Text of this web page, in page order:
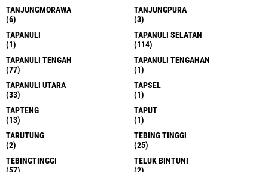
TANJUNGMORAWA
(6)
TANJUNGPURA
(3)
TAPANULI
(1)
TAPANULI SELATAN
(114)
TAPANULI TENGAH
(77)
TAPANULI TENGAHAN
(1)
TAPANULI UTARA
(33)
TAPSEL
(1)
TAPTENG
(13)
TAPUT
(1)
TARUTUNG
(2)
TEBING TINGGI
(25)
TEBINGTINGGI
(57)
TELUK BINTUNI
(2)